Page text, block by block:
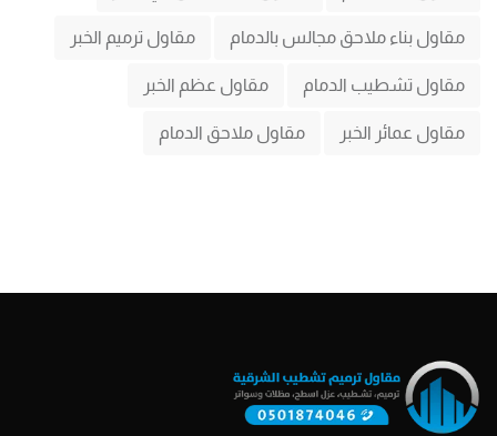
مقاول بناء ملاحق مجالس بالدمام مقاول ترميم الخبر
مقاول تشطيب الدمام مقاول عظم الخبر
مقاول عمائر الخبر مقاول ملاحق الدمام